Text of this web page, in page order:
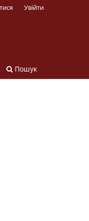
Пошук
Увійти